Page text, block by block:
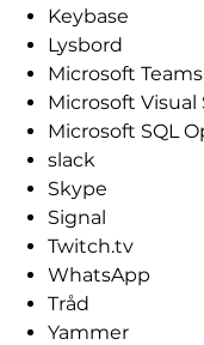
Keybase
Lysbord
Microsoft Teams
Microsoft
Microsoft SQL
slack
Skype
Signal
Twitch.tv
WhatsApp
Tråd
Yammer